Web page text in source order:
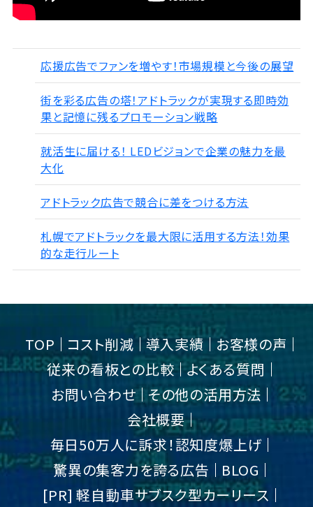
応援広告でファンを増やす！市場規模と今後の展望
街を彩る広告の塔！アドトラックが実現する即時効
果と記憶に残るプロモーション戦略
就活生に届ける！ LEDビジョンで企業の魅力を最
大化
アドトラック広告で競合に差をつける方法
札幌でアドトラックを最大限に活用する方法！効果
的な走行ルート
TOP コスト削減 導入実績
お客様の声
従来の看板との比較 よくある質問
お問い合わせ
その他の活用方法
会社概要
毎日50万人に訴求！認知度爆上げ
驚異の集客力を誇る広告
BLOG
[PR] 軽自動車サブスク型カーリース